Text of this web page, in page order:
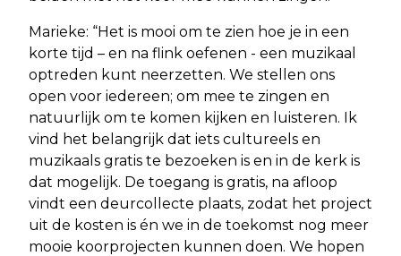
Marieke: “Het is mooi om te zien hoe je in een
korte tijd – en na flink oefenen - een muzikaal
optreden kunt neerzetten. We stellen ons
open voor iedereen; om mee te zingen en
natuurlijk om te komen kijken en luisteren. Ik
vind het belangrijk dat iets cultureels en
muzikaals gratis te bezoeken is en in de kerk is
dat mogelijk. De toegang is gratis, na afloop
vindt een deurcollecte plaats, zodat het project
uit de kosten is én we in de toekomst nog meer
mooie koorprojecten kunnen doen. We hopen